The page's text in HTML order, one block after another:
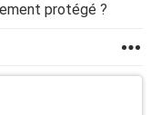
protégé ?